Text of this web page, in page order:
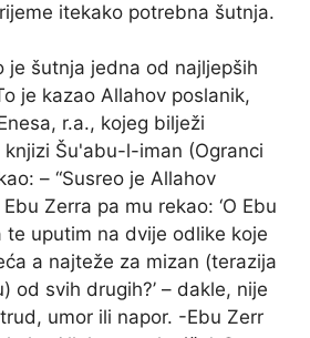
itekako potrebna šutnja.
je šutnja jedna od najljepših
je kazao Allahov poslanik,
r.a., kojeg bilježi
knjizi Šu'abu-l-iman (Ogranci
– “Susreo je Allahov
Zerra pa mu rekao: ‘O Ebu
te uputim na dvije odlike koje
a najteže za mizan (terazija
od svih drugih?’ – dakle, nije
umor ili napor. -Ebu Zerr